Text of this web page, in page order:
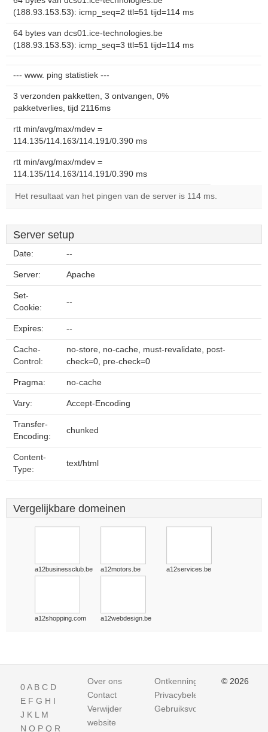
(188.93.153.53): icmp_seq=2 ttl=51 tijd=114 ms
64 bytes van dcs01.ice-technologies.be
(188.93.153.53): icmp_seq=3 ttl=51 tijd=114 ms
--- www. ping statistiek ---
3 verzonden pakketten, 3 ontvangen, 0%
pakketverlies, tijd 2116ms
rtt min/avg/max/mdev =
114.135/114.163/114.191/0.390 ms
rtt min/avg/max/mdev =
114.135/114.163/114.191/0.390 ms
Het resultaat van het pingen van de server is 114 ms.
Server setup
Date: --
Server: Apache
Set-
Cookie:
--
Expires: --
Cache-
Control:
no-store, no-cache, must-revalidate, post-
check=0, pre-check=0
Pragma: no-cache
Vary: Accept-Encoding
Transfer-
Encoding:
chunked
Content-
Type:
text/html
Vergelijkbare domeinen
a12businessclub.be a12motors.be a12services.be
a12shopping.com a12webdesign.be
0A B C D
E F G H I
J K L M
N O P Q R
Over ons
Contact
Verwijder
website
Ontkenning
Privacybeleid
Gebruiksvoorwaarden
© 2026